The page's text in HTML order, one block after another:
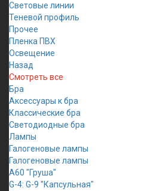
Световые линии
Теневой профиль
Прочее
Пленка ПВХ
Освещение
Назад
Смотреть все
Бра
Аксессуары к бра
Классические бра
Светодиодные бра
Лампы
Галогеновые лампы
Галогеновые лампы
A60 "Груша"
G-4: G-9 "Капсульная"